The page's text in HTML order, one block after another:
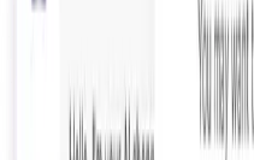
アのライブチャットチー
チャットボットの平均は
つの理由で誤解を招きま
可用性バイアス：ライ